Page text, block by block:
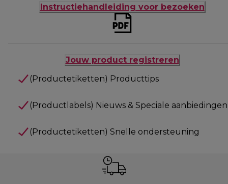
Instructiehandleiding voor bezoeken
Jouw product registreren
(Productetiketten) Producttips
(Productlabels) Nieuws & Speciale aanbiedingen
(Productetiketten) Snelle ondersteuning